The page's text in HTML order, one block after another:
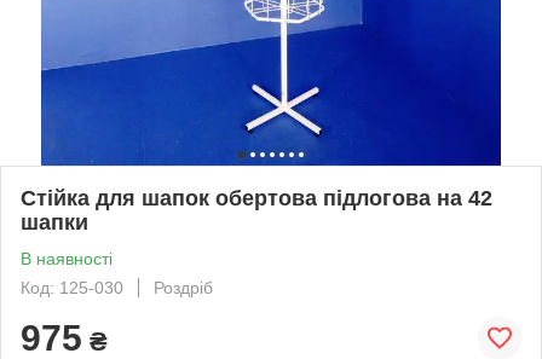
Стійка для шапок обертова підлогова на 42
шапки
В наявності
Код: 125-030
Роздріб
975 ₴